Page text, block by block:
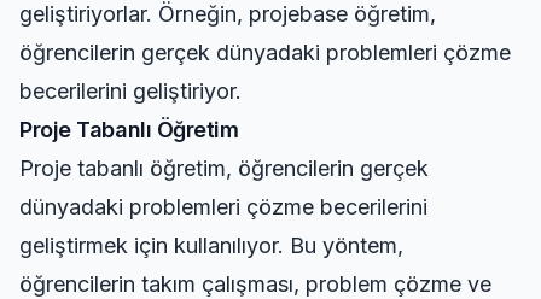
geliştiriyorlar. Örneğin, projebase öğretim,
öğrencilerin gerçek dünyadaki problemleri çözme
becerilerini geliştiriyor.
Proje Tabanlı Öğretim
Proje tabanlı öğretim, öğrencilerin gerçek
dünyadaki problemleri çözme becerilerini
geliştirmek için kullanılıyor. Bu yöntem,
öğrencilerin takım çalışması, problem çözme ve